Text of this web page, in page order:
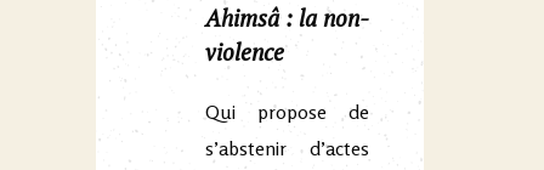
Ahimsâ : la non-
violence
Qui propose de
s’abstenir d’actes